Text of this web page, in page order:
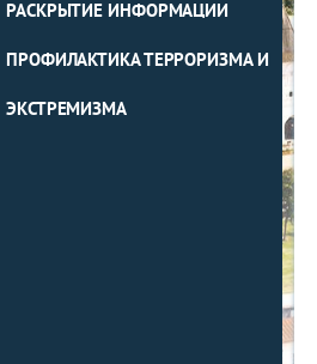
РАСКРЫТИЕ ИНФОРМАЦИИ
ПРОФИЛАКТИКА ТЕРРОРИЗМА И
ЭКСТРЕМИЗМА